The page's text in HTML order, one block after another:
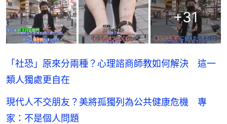
+31
「社恐」原來分兩種？心理諮商師教如何解決 這一
類人獨處更自在
現代人不交朋友？美將孤獨列為公共健康危機 專
家：不是個人問題